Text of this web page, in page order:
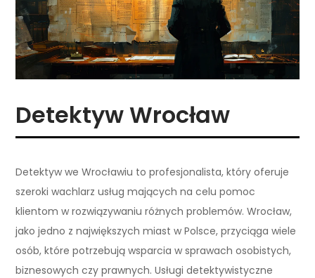
Detektyw Wrocław
Detektyw we Wrocławiu to profesjonalista, który oferuje
szeroki wachlarz usług mających na celu pomoc
klientom w rozwiązywaniu różnych problemów. Wrocław,
jako jedno z największych miast w Polsce, przyciąga wiele
osób, które potrzebują wsparcia w sprawach osobistych,
biznesowych czy prawnych. Usługi detektywistyczne